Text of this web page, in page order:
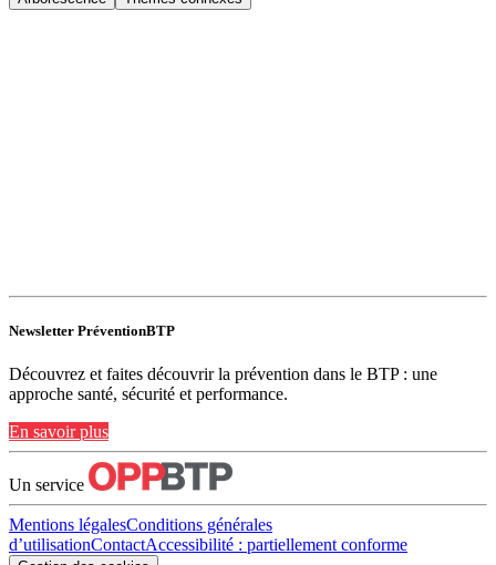
Newsletter PréventionBTP
Découvrez et faites découvrir la prévention dans le BTP : une
approche santé, sécurité et performance.
En savoir plus
Un service
Mentions légalesConditions générales
d’utilisationContactAccessibilité : partiellement conforme